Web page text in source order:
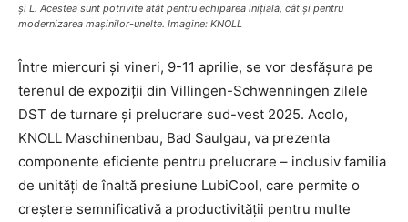
și L. Acestea sunt potrivite atât pentru echiparea inițială, cât și pentru
modernizarea mașinilor-unelte. Imagine: KNOLL
Între miercuri și vineri, 9-11 aprilie, se vor desfășura pe
terenul de expoziții din Villingen-Schwenningen zilele
DST de turnare și prelucrare sud-vest 2025. Acolo,
KNOLL Maschinenbau, Bad Saulgau, va prezenta
componente eficiente pentru prelucrare – inclusiv familia
de unități de înaltă presiune LubiCool, care permite o
creștere semnificativă a productivității pentru multe